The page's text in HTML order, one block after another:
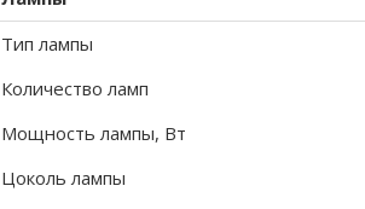
Тип лампы
Количество ламп
Мощность лампы, Вт
Цоколь лампы